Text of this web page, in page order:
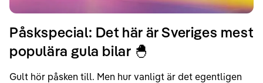
Påskspecial: Det här är Sveriges mest
populära gula bilar 🐣
Gult hör påsken till. Men hur vanligt är det egentligen